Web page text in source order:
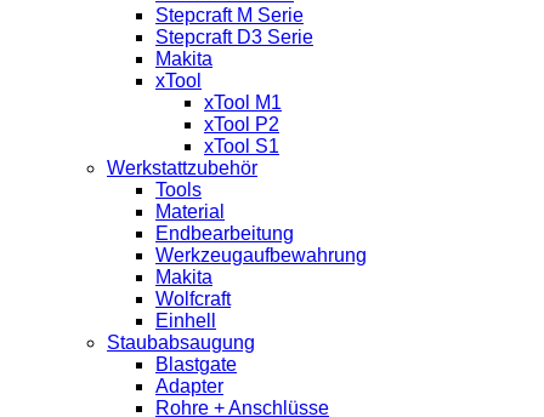
Stepcraft M Serie
Stepcraft D3 Serie
Makita
xTool
xTool M1
xTool P2
xTool S1
Werkstattzubehör
Tools
Material
Endbearbeitung
Werkzeugaufbewahrung
Makita
Wolfcraft
Einhell
Staubabsaugung
Blastgate
Adapter
Rohre + Anschlüsse